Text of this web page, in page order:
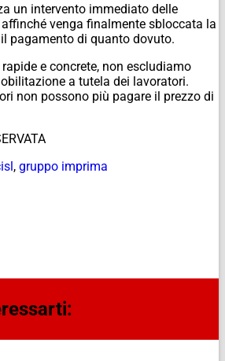
un intervento immediato delle
venga finalmente sbloccata la
pagamento di quanto dovuto.
e concrete, non escludiamo
a tutela dei lavoratori.
non possono più pagare il prezzo di
, gruppo imprima